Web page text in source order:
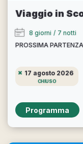
Viaggio in
8 giorni / 7 notti
PROSSIMA PARTENZA
17 agosto 2026
CHIUSO
Programma